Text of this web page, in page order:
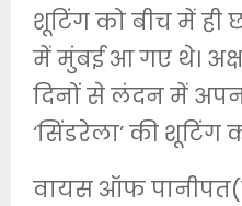
शूटिंग को बीच में
में मुंबई आ गए थे।
दिनों से लंदन में
‘सिंडरेला’ की शूटिंग
वायस ऑफ